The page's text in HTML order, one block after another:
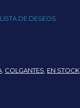
DE DESEOS
, COLGANTES, EN STOCK